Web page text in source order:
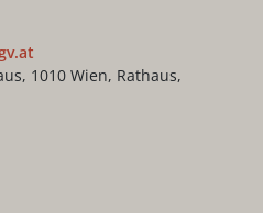
1010 Wien, Rathaus,